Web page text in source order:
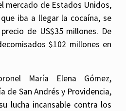
mercado de Estados Unidos,
iba a llegar la cocaína, se
de US$35 millones. De
$102 millones en
María Elena Gómez,
de San Andrés y Providencia,
lucha incansable contra los